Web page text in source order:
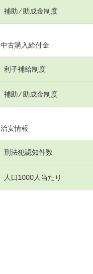
補助 ⁄ 助成金制度
中古購入給付金
利子補給制度
補助 ⁄ 助成金制度
治安情報
刑法犯認知件数
人口1000人当たり